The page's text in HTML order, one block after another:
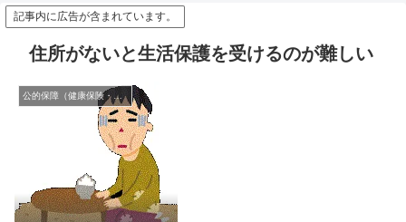
記事内に広告が含まれています。
住所がないと生活保護を受けるのが難しい
公的保障（健康保険・年金・雇用保険・生活保護・災害時の補償）